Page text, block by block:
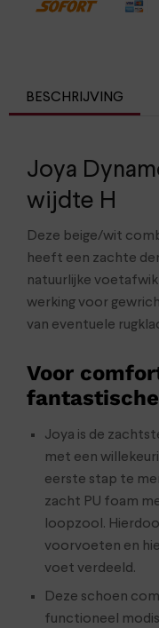
BESCHRIJVING
Joya
wijdte H
Deze beige/wit
heeft een zachte
natuurlijke
werking voor
van eventuele
Voor
Joya is de
met een
eerste stap te
zacht PU foam
loopzool.
voorvoeten en
voet verdeeld.
Deze schoen
functioneel